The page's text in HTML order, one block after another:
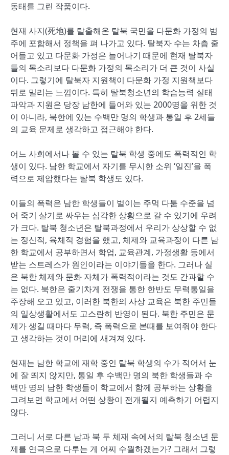
동태를 그린 작품이다.
현재 사지(死地)를 탈출해온 탈북 국민을 다문화 가정의 범
주에 포함해서 정책을 펴 나가고 있다. 탈북자 수는 차츰 줄
어들고 있고 다문화 가정은 늘어나기 때문에 현재 탈북자
들의 목소리보다 다문화 가정의 목소리가 더 큰 것이 사실
이다. 그렇기에 탈북자 지원책이 다문화 가정 지원책보다
뒤로 밀리는 느낌이다. 특히 탈북청소년의 학습능력 실태
파악과 지원은 당장 남한에 들어와 있는 2000명을 위한 것
이 아니라, 북한에 있는 수백만 명의 학생과 통일 후 2세들
의 교육 문제로 생각하고 접근해야 한다.
어느 사회에서나 볼 수 있는 탈북 학생 중에도 폭력적인 학
생이 있다. 남한 학교에서 자기를 무시한 소위 ‘일진’을 폭
력으로 제압했다는 탈북 학생도 있다.
이들의 폭력은 남한 학생들이 벌이는 주먹 다툼 수준을 넘
어 죽기 살기로 싸우는 심각한 상황으로 갈 수 있기에 우려
가 크다. 탈북 청소년은 탈북과정에서 우리가 상상할 수 없
는 정신적, 육체적 경험을 했고, 체제와 교육과정이 다른 남
한 학교에서 공부하면서 학업, 교육관계, 가정생활 등에서
받는 스트레스가 원인이라는 이야기들을 한다. 그러나 실
은 북한 체제와 문화 자체가 폭력적이라는 것도 간과할 수
는 없다. 북한은 줄기차게 전쟁을 통한 한반도 무력통일을
주장해 오고 있고, 이러한 북한의 사상 교육은 북한 주민들
의 일상생활에서도 고스란히 반영이 된다. 북한 주민은 문
제가 생길 때마다 무력, 즉 폭력으로 본때를 보여줘야 한다
고 생각하는 것이 머리에 새겨져 있다.
현재는 남한 학교에 재학 중인 탈북 학생의 수가 적어서 눈
에 잘 띄지 않지만, 통일 후 수백만 명의 북한 학생들과 수
백만 명의 남한 학생들이 학교에서 함께 공부하는 상황을
그려보면 학교에서 어떤 상황이 전개될지 예측하기 어렵지
않다.
그러니 서로 다른 남과 북 두 체재 속에서의 탈북 청소년 문
제를 연극으로 다루는 게 어찌 수월하겠는가? 그래서 그렇